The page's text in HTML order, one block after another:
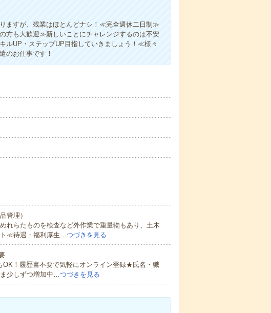
ますが、残業はほとんどナシ！≪完全週休二日制≫
方も大歓迎≫新しいことにチャレンジするのは不安
ルUP・ステップUP目指していきましょう！≪様々
のお仕事です！
管理）
れらたものを検査など外作業で重量物もあり、土木
ト≪待遇・福利厚生…つづきを見る
！履歴書不要で気軽にオンライン登録★氏名・職
少しずつ増加中…つづきを見る